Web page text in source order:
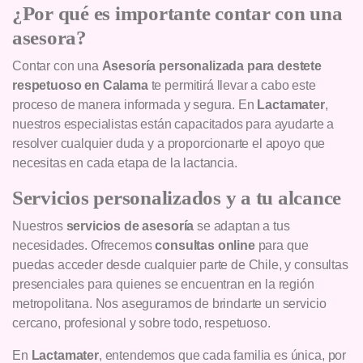
¿Por qué es importante contar con una
asesora?
Contar con una Asesoría personalizada para destete
respetuoso en Calamate permitirá llevar a cabo este
proceso de manera informada y segura. En Lactamater,
nuestros especialistas están capacitados para ayudarte a
resolver cualquier duda y a proporcionarte el apoyo que
necesitas en cada etapa de la lactancia.
Servicios personalizados y a tu alcance
Nuestros servicios de asesoría se adaptan a tus
necesidades. Ofrecemosconsultas onlinepara que
puedas acceder desde cualquier parte de Chile, y consultas
presenciales para quienes se encuentran en la región
metropolitana. Nos aseguramos de brindarte un servicio
cercano, profesional y sobre todo, respetuoso.
En Lactamater, entendemos que cada familia es única, por